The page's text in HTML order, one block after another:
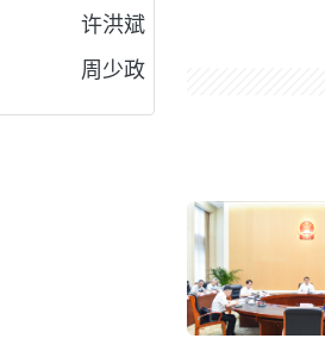
许洪斌
周少政